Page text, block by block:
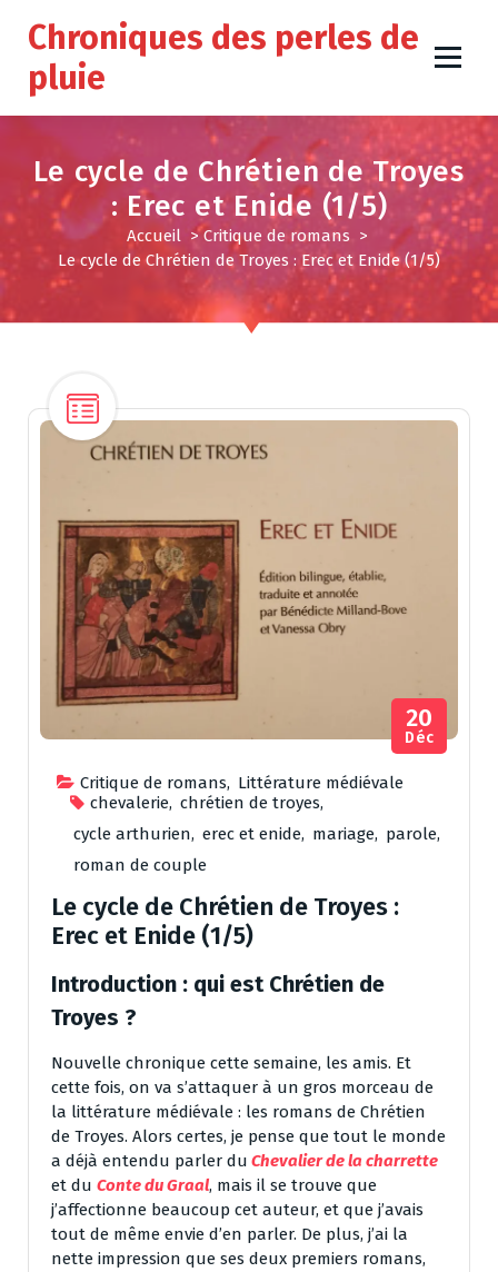
t
e
u
Chroniques des perles de
pluie
Le cycle de Chrétien de Troyes
: Erec et Enide (1/5)
Accueil>Critique de romans >
Le cycle de Chrétien de Troyes : Erec et Enide (1/5)
Critique de romans, Littérature médiévale
chevalerie, chrétien de troyes,
cycle arthurien, erec et enide, mariage, parole,
roman de couple
20
Déc
Le cycle de Chrétien de Troyes :
Erec et Enide (1/5)
Introduction : qui est Chrétien de
Troyes ?
Nouvelle chronique cette semaine, les amis. Et
cette fois, on va s’attaquer à un gros morceau de
la littérature médiévale : les romans de Chrétien
de Troyes. Alors certes, je pense que tout le monde
a déjà entendu parler du Chevalier de la charrette
et du Conte du Graal, mais il se trouve que
j’affectionne beaucoup cet auteur, et que j’avais
tout de même envie d’en parler. De plus, j’ai la
nette impression que ses deux premiers romans,